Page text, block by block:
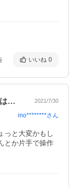
いいね 0
思いのほかおおきい。片手で待つにはちょ… 2021/7/30
ino********さん
っと大変かもし
とか片手で操作